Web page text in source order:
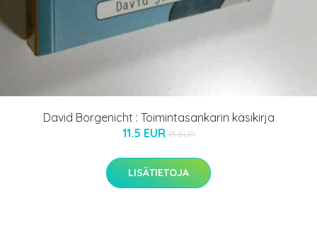
David Borgenicht : Toimintasankarin käsikirja
11.5 EUR 15 EUR
LISÄTIETOJA